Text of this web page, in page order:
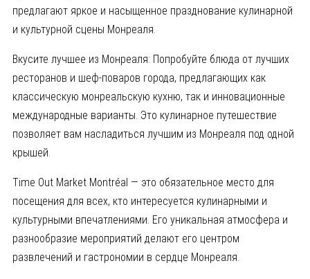
предлагают яркое и насыщенное празднование кулинарной
и культурной сцены Монреаля.
Вкусите лучшее из Монреаля: Попробуйте блюда от лучших
ресторанов и шеф-поваров города, предлагающих как
классическую монреальскую кухню, так и инновационные
международные варианты. Это кулинарное путешествие
позволяет вам насладиться лучшим из Монреаля под одной
крышей.
Time Out Market Montréal — это обязательное место для
посещения для всех, кто интересуется кулинарными и
культурными впечатлениями. Его уникальная атмосфера и
разнообразие мероприятий делают его центром
развлечений и гастрономии в сердце Монреаля.